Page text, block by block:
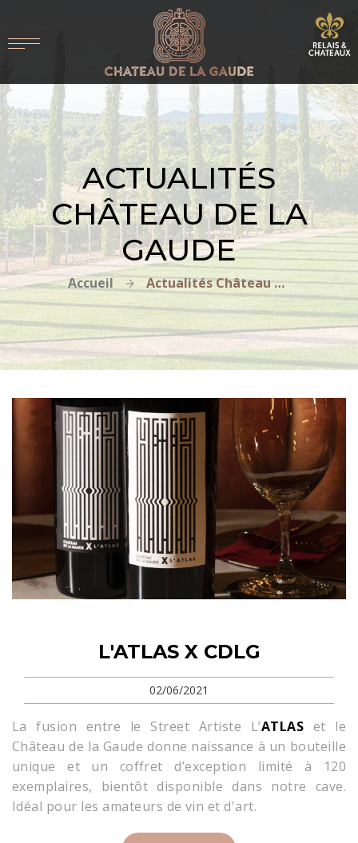
ACTUALITÉS
CHÂTEAU DE LA
GAUDE
Accueil Actualités Château de la Gaude
L'ATLAS X CDLG
02/06/2021
La fusion entre le Street Artiste L’ATLAS et le
Château de la Gaude donne naissance à un bouteille
unique et un coffret d’exception limité à 120
exemplaires, bientôt disponible dans notre cave.
Idéal pour les amateurs de vin et d'art.